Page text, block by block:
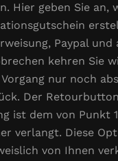
Hier geben Sie
Paypal
kehren Sie
nur noch
Der
ist dem von
verlangt. Diese
von Ihnen